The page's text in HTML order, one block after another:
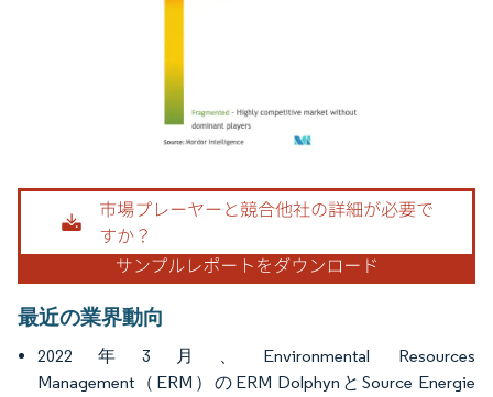
画像 © Mordor Intelligence。再利用にはCC BY 4.0の表示が必要です。
最近の業界動向
2022年3月、Environmental Resources
Management（ERM）のERM DolphynとSource Energie